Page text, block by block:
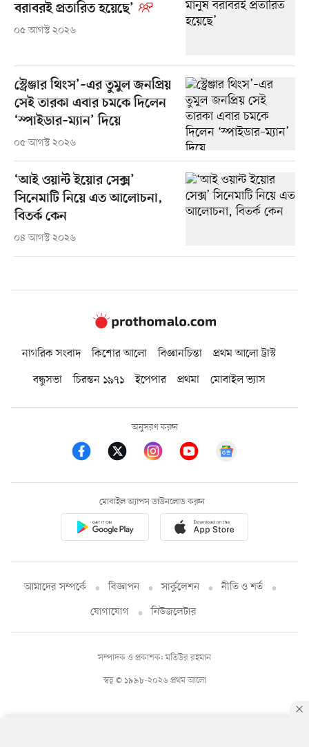
বরাবরই প্রতারিত হয়েছে’
০৫ আগস্ট ২০২৬
স্ট্রেঞ্জার থিংস’–এর তুমুল জনপ্রিয়
সেই তারকা এবার চমকে দিলেন
‘স্পাইডার–ম্যান’ দিয়ে
০৫ আগস্ট ২০২৬
‘আই ওয়ান্ট ইয়োর সেক্স’
সিনেমাটি নিয়ে এত আলোচনা,
বিতর্ক কেন
০৪ আগস্ট ২০২৬
নাগরিক সংবাদ কিশোর আলো বিজ্ঞানচিন্তা
প্রথম আলো ট্রাস্ট
বন্ধুসভা
চিরন্তন ১৯৭১ ইপেপার প্রথমা মোবাইল ভ্যাস
অনুসরণ করুন
মোবাইল অ্যাপস ডাউনলোড করুন
আমাদের সম্পর্কে বিজ্ঞাপন সার্কুলেশন
নীতি ও শর্ত
যোগাযোগ
নিউজলেটার
স্বত্ব © ১৯৯৮-২০২৬ প্রথম আলো
সম্পাদক ও প্রকাশক: মতিউর রহমান